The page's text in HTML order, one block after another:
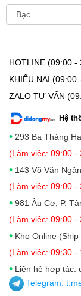
HOTLINE (09:00 -
KHIẾU NẠI (09:00
ZALO TƯ VẤN
Hệ
• 293 Ba Tháng
(Làm việc: 09:00 -
• 143 Võ Văn
(Làm việc: 09:00 -
• 981 Âu Cơ, P.
(Làm việc: 09:00 -
• Kho Online
(Làm việc: 09:30 -
• Liên hệ hợp tác:
Telegram: